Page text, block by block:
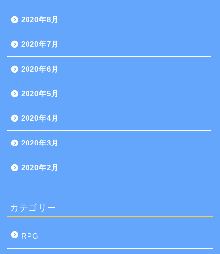
2020年8月
2020年7月
2020年6月
2020年5月
2020年4月
2020年3月
2020年2月
カテゴリー
RPG